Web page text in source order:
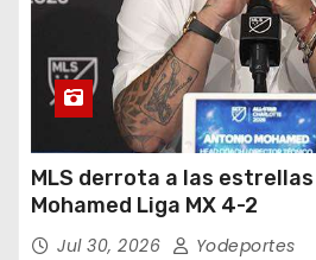
MLS derrota a las
Mohamed Liga MX 4-2
Jul 30, 2026 Yodeportes